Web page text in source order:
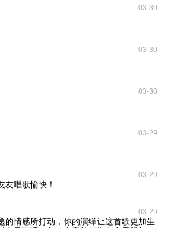
03-30
03-30
03-30
03-29
03-29
友唱歌愉快！
03-29
的情感所打动，你的演绎让这首歌更加生